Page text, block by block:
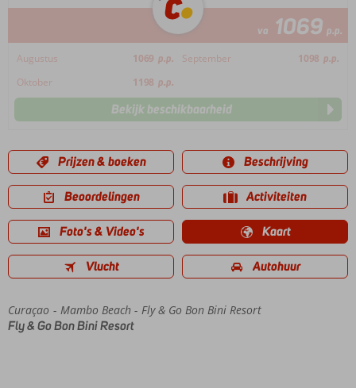
va 1069 p.p.
Augustus 1069 p.p. September 1098 p.p.
Oktober
1198 p.p.
Bekijk beschikbaarheid
Prijzen & boeken Beschrijving
Beoordelingen Activiteiten
Foto's & Video's Kaart
Vlucht Autohuur
Home
Curaçao Mambo Beach
Fly & Go Bon Bini Resort
Fly & Go Bon Bini Resort